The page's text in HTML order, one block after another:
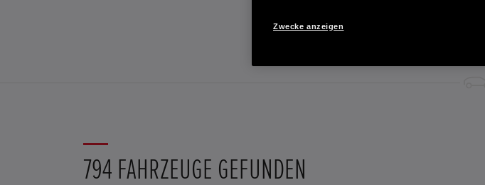
794 FAHRZEUGE GEFUNDEN
Zwecke anzeigen